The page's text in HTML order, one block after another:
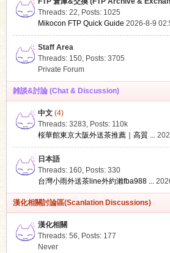
Threads: 22, Posts: 1025
Mikocon FTP Quick Guide 2026-8-9
Staff Area
Threads: 150, Posts: 3705
Private Forum
雑談&討論 (Chat & Discussion)
中文(4)
Threads: 3283, Posts: 110k
桜華館東京大阪外送茶推薦｜高質 ...
日本語
Threads: 160, Posts: 330
台灣小雨外送茶line外約瀨fba988 ...
漢化相關討論區(Scanlation Discussions)
漢化相關
Threads: 56, Posts: 177
Never